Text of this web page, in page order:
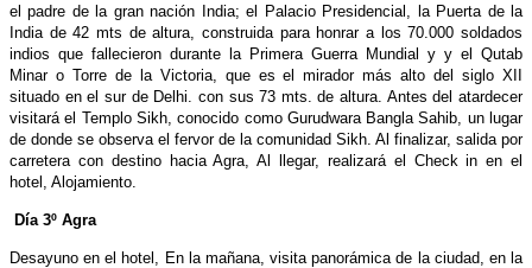
el padre de la gran nación India; el Palacio Presidencial, la Puerta de la
India de 42 mts de altura, construida para honrar a los 70.000 soldados
indios que fallecieron durante la Primera Guerra Mundial y y el Qutab
Minar o Torre de la Victoria, que es el mirador más alto del siglo XII
situado en el sur de Delhi. con sus 73 mts. de altura. Antes del atardecer
visitará el Templo Sikh, conocido como Gurudwara Bangla Sahib, un lugar
de donde se observa el fervor de la comunidad Sikh. Al finalizar, salida por
carretera con destino hacia Agra, Al llegar, realizará el Check in en el
hotel, Alojamiento.
Día 3º Agra
Desayuno en el hotel, En la mañana, visita panorámica de la ciudad, en la